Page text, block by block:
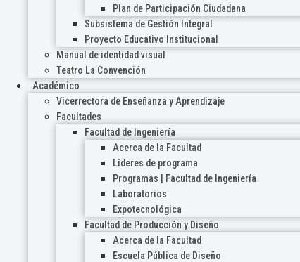
Plan de Participación Ciudadana
Subsistema de Gestión Integral
Proyecto Educativo Institucional
Manual de identidad visual
Teatro La Convención
Académico
Vicerrectora de Enseñanza y Aprendizaje
Facultades
Facultad de Ingeniería
Acerca de la Facultad
Líderes de programa
Programas | Facultad de Ingeniería
Laboratorios
Expotecnológica
Facultad de Producción y Diseño
Acerca de la Facultad
Escuela Pública de Diseño